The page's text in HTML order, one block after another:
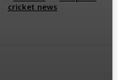
cricket news